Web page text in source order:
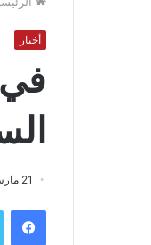
أخبار
في
21 مارس، 2021